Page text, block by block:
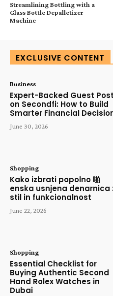
Streamlining Bottling with a
Glass Bottle Depalletizer
Machine
EXCLUSIVE CONTENT
Business
Expert-Backed Guest Post
on Secondfi: How to Build
Smarter Financial
June 30, 2026
Shopping
Kako izbrati popolno 啪
enska usnjena denarnica
stil in funkcionalnost
June 22, 2026
Shopping
Essential Checklist for
Buying Authentic Second
Hand Rolex Watches in
Dubai